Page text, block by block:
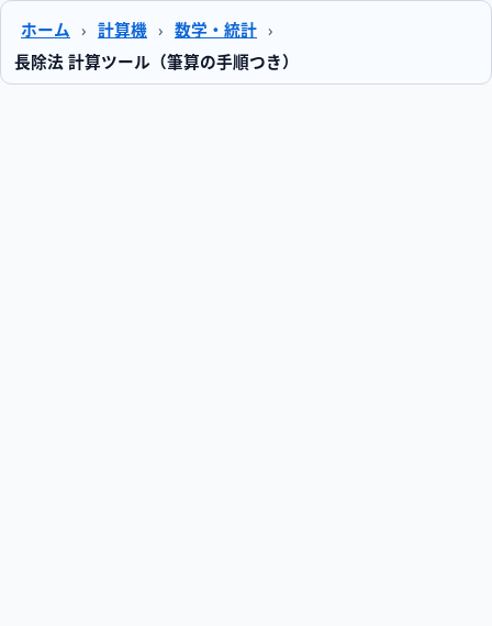
ホーム › 計算機 › 数学・統計 ›
長除法 計算ツール（筆算の手順つき）